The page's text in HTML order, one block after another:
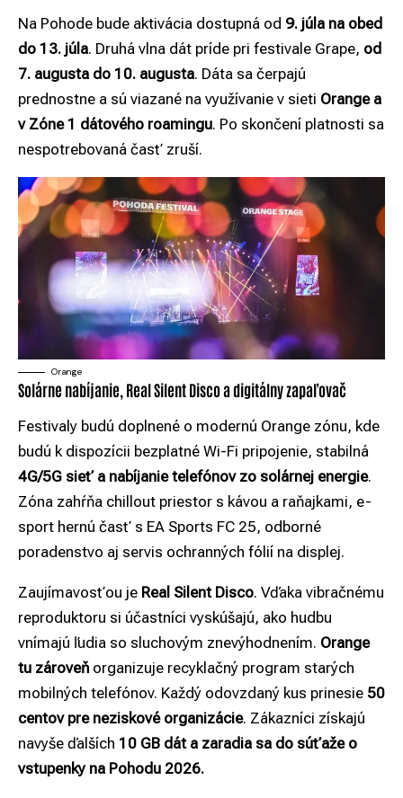
Na Pohode bude aktivácia dostupná od 9. júla na obed
do 13. júla. Druhá vlna dát príde pri festivale Grape, od
7. augusta do 10. augusta. Dáta sa čerpajú
prednostne a sú viazané na využívanie v sieti Orange a
v Zóne 1 dátového roamingu. Po skončení platnosti sa
nespotrebovaná časť zruší.
Orange
Solárne nabíjanie, Real Silent Disco a digitálny zapaľovač
Festivaly budú doplnené o modernú Orange zónu, kde
budú k dispozícii bezplatné Wi-Fi pripojenie, stabilná
4G/5G sieť a nabíjanie telefónov zo solárnej energie.
Zóna zahŕňa chillout priestor s kávou a raňajkami, e-
sport hernú časť s EA Sports FC 25, odborné
poradenstvo aj servis ochranných fólií na displej.
Zaujímavosťou je Real Silent Disco. Vďaka vibračnému
reproduktoru si účastníci vyskúšajú, ako hudbu
vnímajú ľudia so sluchovým znevýhodnením. Orange
tu zároveň organizuje recyklačný program starých
mobilných telefónov. Každý odovzdaný kus prinesie 50
centov pre neziskové organizácie. Zákazníci získajú
navyše ďalších 10 GB dát a zaradia sa do súťaže o
vstupenky na Pohodu 2026.